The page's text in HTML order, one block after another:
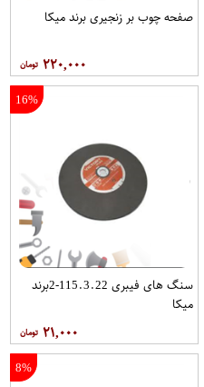
صفحه چوب بر زنجیری برند میکا
۲۲۰,۰۰۰
16%
سنگ های فیبری 115.3.22-2برند
میکا
۲۱,۰۰۰
8%